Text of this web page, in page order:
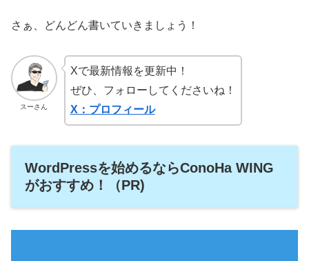
さぁ、どんどん書いていきましょう！
スーさん
Xで最新情報を更新中！
ぜひ、フォローしてくださいね！
X：プロフィール
WordPressを始めるならConoHa WING
がおすすめ！（PR)